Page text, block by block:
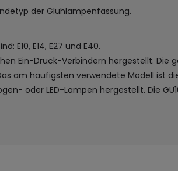
der Glühlampenfassung.
E10, E14, E27 und E40.
Ein-Druck-Verbindern hergestellt. Die
am häufigsten verwendete Modell ist
oder LED-Lampen hergestellt. Die